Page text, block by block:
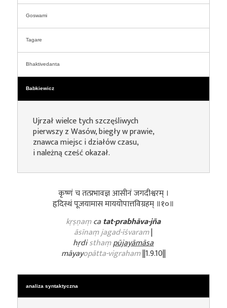
Goswami
Tagare
Bhaktivedanta
Babkiewicz
Ujrzał wielce tych szczęśliwych
pierwszy z Wasów, biegły w prawie,
znawca miejsc i działów czasu,
i należną cześć okazał.
कृष्णं च तत्प्रभावज्ञ आसीनं जगदीश्वरम् ।
हृदिस्थं पूजयामास माययोपात्तविग्रहम् ॥१०॥
kṛṣṇaṃcatat-prabhāva-jña
āsīnaṃ jagad-īśvaram|
hṛdisthaṃpūjayāmāsa
māyayopātta-vigraham||1.9.10||
analiza syntaktyczna